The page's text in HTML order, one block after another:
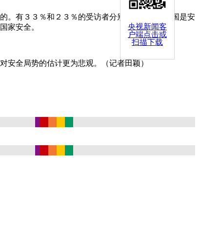
央视新闻客
户端点击或
扫描下载
有３３％和２３％的受访者分别认为英国和美国是安
家安全。
全局势的估计更为悲观。（记者田颖）